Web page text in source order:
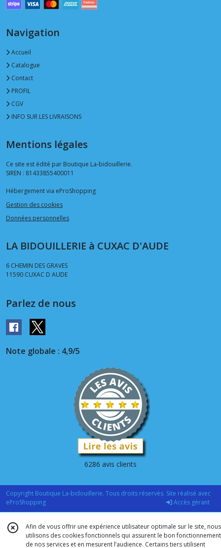
Navigation
Accueil
Catalogue
Contact
PROFIL
CGV
INFO SUR LES LIVRAISONS
Mentions légales
Ce site est édité par Boutique La-bidouillerie.
SIREN : 81433855400011
Hébergement via eProShopping
Gestion des cookies
Données personnelles
LA BIDOUILLERIE à CUXAC D'AUDE
6 CHEMIN DES GRAVES
11590 CUXAC D AUDE
Parlez de nous
Note globale : 4,9/5
6286 avis clients
Copyright Boutique La-bidouillerie. Tous droits réservés. Site réalisé avec
eProShopping
Accès gérant
Afin de vous offrir une expérience utilisateur optimale sur le site, nous
utilisons des cookies fonctionnels qui assurent le bon fonctionnement
de nos services et en mesurent l’audience. Certains tiers utilisent